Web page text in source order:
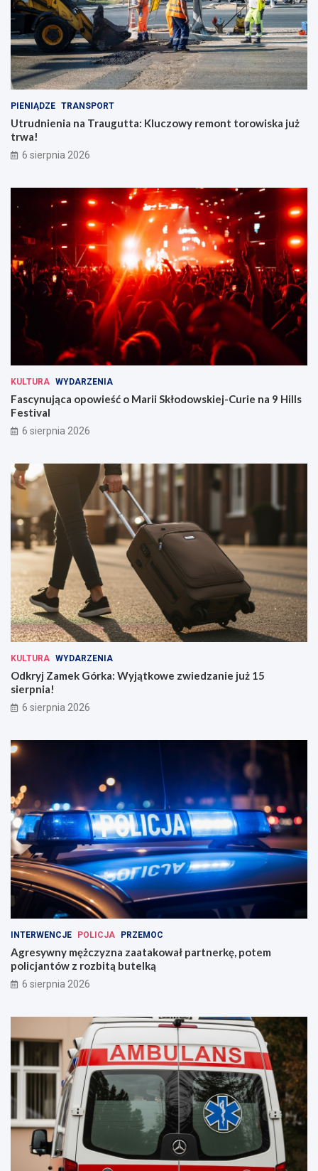
PIENIĄDZE TRANSPORT
Utrudnienia na Traugutta: Kluczowy remont torowiska już
trwa!
6 sierpnia 2026
KULTURA WYDARZENIA
Fascynująca opowieść o Marii Skłodowskiej-Curie na 9 Hills
Festival
6 sierpnia 2026
KULTURA WYDARZENIA
Odkryj Zamek Górka: Wyjątkowe zwiedzanie już 15
sierpnia!
6 sierpnia 2026
INTERWENCJE POLICJA PRZEMOC
Agresywny mężczyzna zaatakował partnerkę, potem
policjantów z rozbitą butelką
6 sierpnia 2026